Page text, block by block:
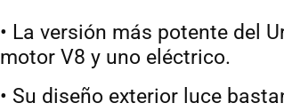
• La versión más potente del
motor V8 y uno eléctrico.
• Su diseño exterior luce